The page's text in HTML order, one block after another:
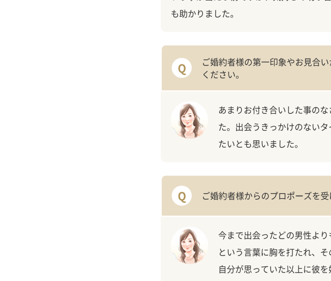
も助かりました。
Q
ご婚約者様の第一印象やお見合
ください。
あまりお付き合いした事の
た。出会うきっかけのない
たいとも思いました。
Q ご婚約者様からのプロポーズを受
今まで出会ったどの男性よ
という言葉に胸を打たれ、
自分が思っていた以上に彼